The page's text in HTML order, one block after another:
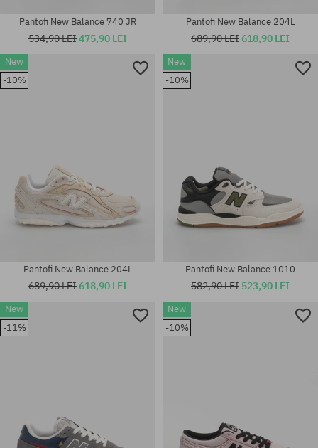
Mărimi existente:
Mărimi existente:
Mărimi existente:
Pantofi New Balance 740 JR
534,90 LEI475,90 LEI
Mărimi existente:
36; 37; 37.5; 38; 38.5; 39.5; 40;
Pantofi New Balance 204L
689,90 LEI618,90 LEI
New
-10%
Pantofi New Balance 204L
689,90 LEI618,90 LEI
New
-10%
Pantofi New Balance 1010
582,90 LEI 523,90 LEI
New
-11%
New
-10%